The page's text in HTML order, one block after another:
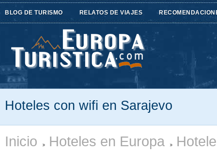
BLOG DE TURISMO RELATOS DE VIAJES
Hoteles con wifi en Sarajevo
Inicio Hoteles en Europa